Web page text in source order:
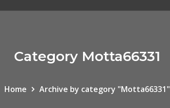
Category Motta66331
Home Archive by category "Motta66331"